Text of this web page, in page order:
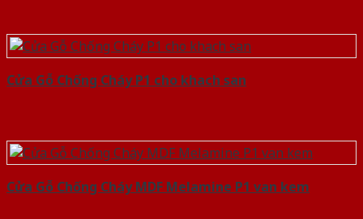
Cửa Gỗ Chống Cháy P1 cho khach san
Cửa Gỗ Chống Cháy MDF Melamine P1 van kem